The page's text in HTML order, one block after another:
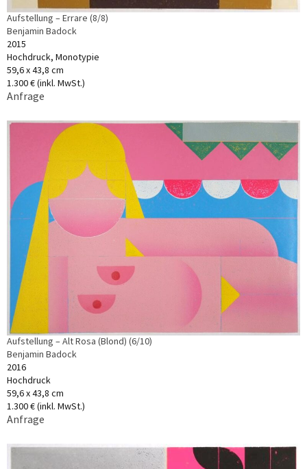
Aufstellung – Errare (8/8)
Benjamin Badock
2015
Hochdruck, Monotypie
59,6 x 43,8 cm
1.300 € (inkl. MwSt.)
Anfrage
Aufstellung – Alt Rosa (Blond) (6/10)
Benjamin Badock
2016
Hochdruck
59,6 x 43,8 cm
1.300 € (inkl. MwSt.)
Anfrage